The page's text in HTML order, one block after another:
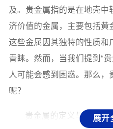
展开
及。贵金属指的是在地壳
济价值的金属，主要包括黄
这些金属因其独特的性质
青睐。然而，当我们提到“
人可能会感到困惑。那么
呢？
贵金属的定义与特点